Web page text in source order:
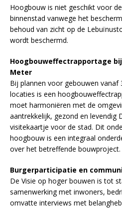
Hoogbouw is niet geschikt voor
binnenstad vanwege het
behoud van zicht op de
wordt beschermd.
Hoogbouweffectrapportage
Meter
Bij plannen voor gebouwen
locaties is een
moet harmoniëren met de
aantrekkelijk, gezond en levendig
visitekaartje voor de stad. Dit
hoogbouw is een integraal
over het betreffende bouwproject.
Burgerparticipatie en
De Visie op hoger bouwen is tot
samenwerking met inwoners,
omvatte interviews met